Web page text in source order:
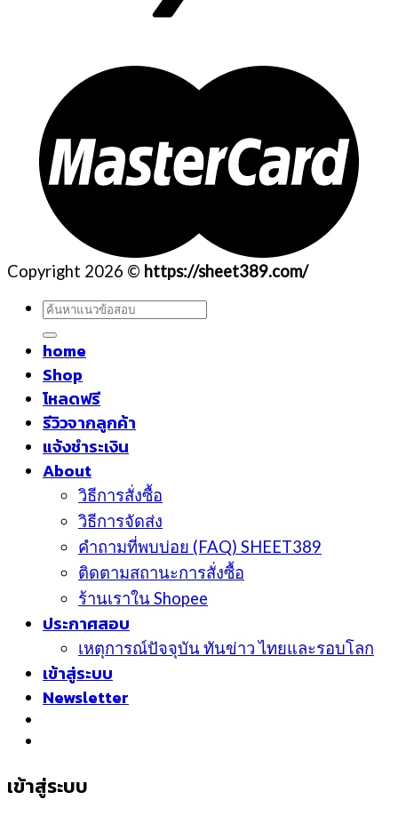
Copyright 2026 © https://sheet389.com/
ค้นหา:
home
Shop
โหลดฟรี
รีวิวจากลูกค้า
แจ้งชำระเงิน
About
วิธีการสั่งซื้อ
วิธีการจัดส่ง
คำถามที่พบบ่อย (FAQ) SHEET389
ติดตามสถานะการสั่งซื้อ
ร้านเราใน Shopee
ประกาศสอบ
เหตุการณ์ปัจจุบัน ทันข่าว ไทยและรอบโลก
เข้าสู่ระบบ
Newsletter
เข้าสู่ระบบ